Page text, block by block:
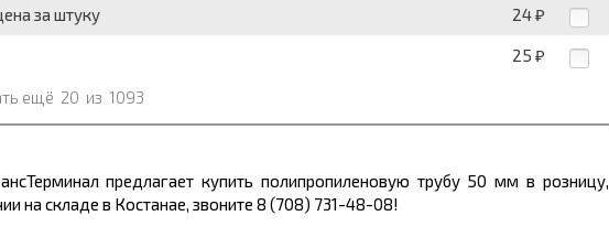
за штуку 24 ₽
25 ₽
ещё 20 из 1093
предлагает купить полипропиленовую трубу 50 мм в розницу,
на складе в Костанае, звоните 8 (708) 731-48-08!